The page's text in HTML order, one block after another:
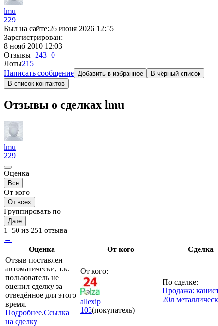
lmu
229
Был на сайте:26 июня 2026 12:55
Зарегистрирован:
8 нояб 2010 12:03
Отзывы+243−0
Лоты215
Написать сообщение Добавить в избранное
В чёрный список
В список контактов
Отзывы о сделках lmu
lmu
229
Оценка
Все
От кого
От всех
Группировать по
Дате
1–50 из 251 отзыва
→
Оценка
От кого
Сделка
Отзыв поставлен
автоматически, т.к.
пользователь не
оценил сделку за
отведённое для этого
время.
Подробнее.Ссылка
на сделку
От кого:
allexip
103(покупатель)
По сделке:
Продажа:
20л